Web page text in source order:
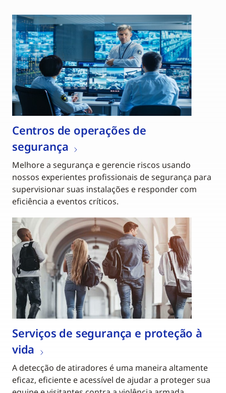
Centros de operações de
segurança
Melhore a segurança e gerencie riscos usando
nossos experientes profissionais de segurança para
supervisionar suas instalações e responder com
eficiência a eventos críticos.
Serviços de segurança e proteção à
vida
A detecção de atiradores é uma maneira altamente
eficaz, eficiente e acessível de ajudar a proteger sua